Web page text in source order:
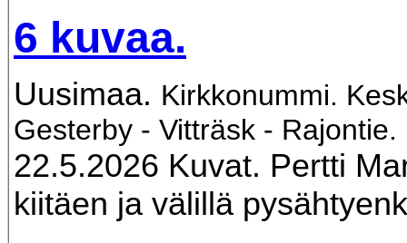
6 kuvaa.
Uusimaa. Kirkkonummi.
Gesterby - Vitträsk - Rajontie.
22.5.2026 Kuvat. Pertti
kiitäen ja välillä